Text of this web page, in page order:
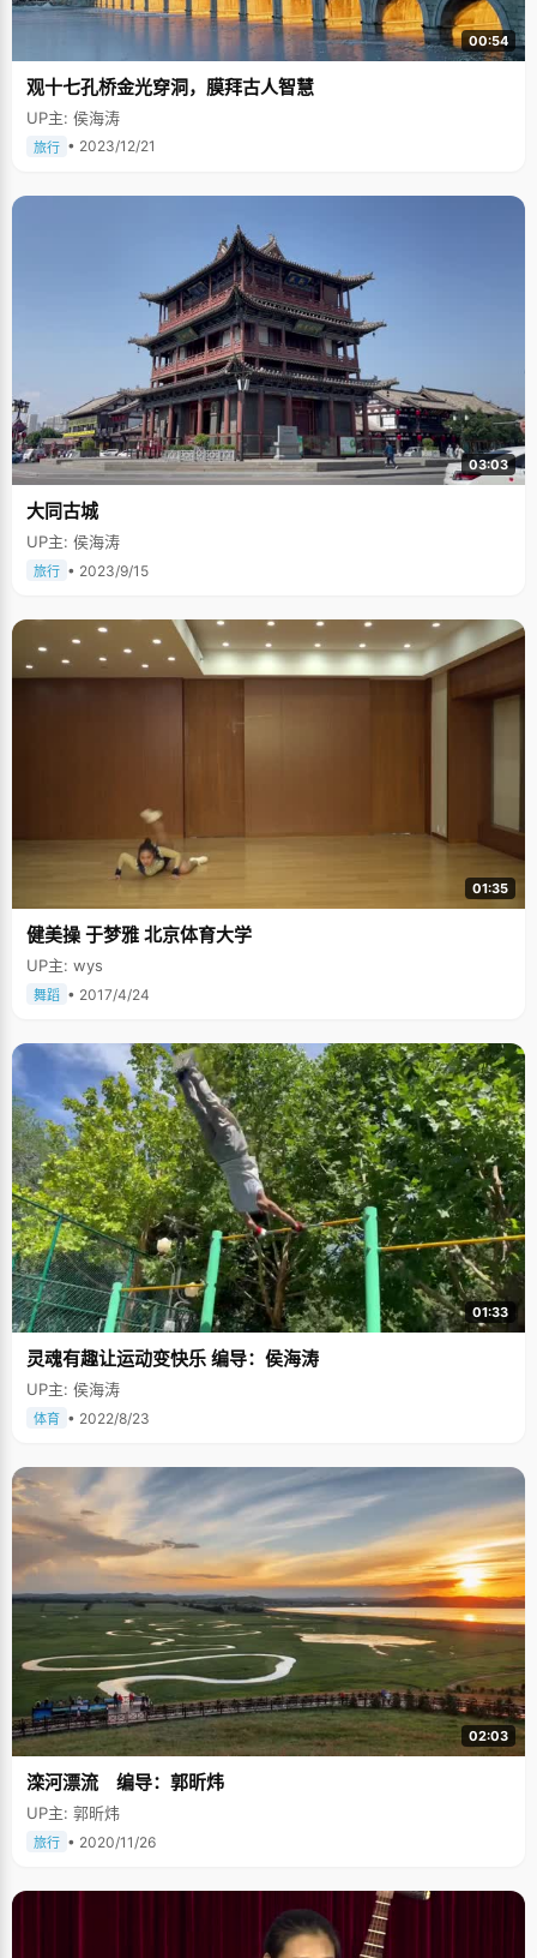
00:54
观十七孔桥金光穿洞，膜拜古人智慧
UP主: 侯海涛
旅行 • 2023/12/21
03:03
大同古城
UP主: 侯海涛
旅行 • 2023/9/15
01:35
健美操 于梦雅 北京体育大学
UP主: wys
舞蹈 • 2017/4/24
01:33
灵魂有趣让运动变快乐 编导：侯海涛
UP主: 侯海涛
体育 • 2022/8/23
02:03
滦河漂流 编导：郭昕炜
UP主: 郭昕炜
旅行 • 2020/11/26